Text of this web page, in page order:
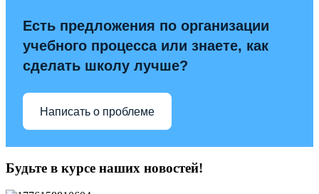
Есть предложения по организации
учебного процесса или знаете, как
сделать школу лучше?
Написать о проблеме
Будьте в курсе наших новостей!